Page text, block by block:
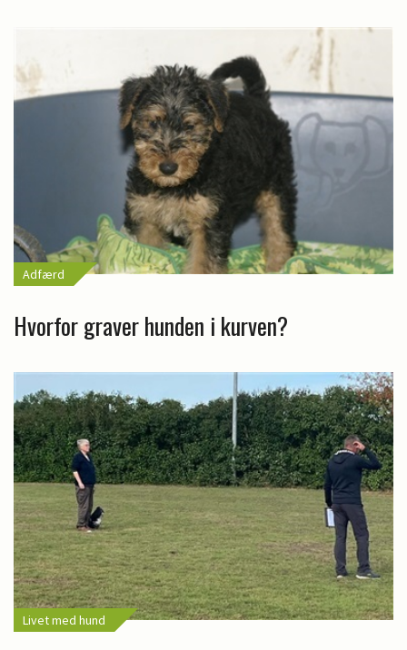
Adfærd
Hvorfor graver hunden i kurven?
Livet med hund